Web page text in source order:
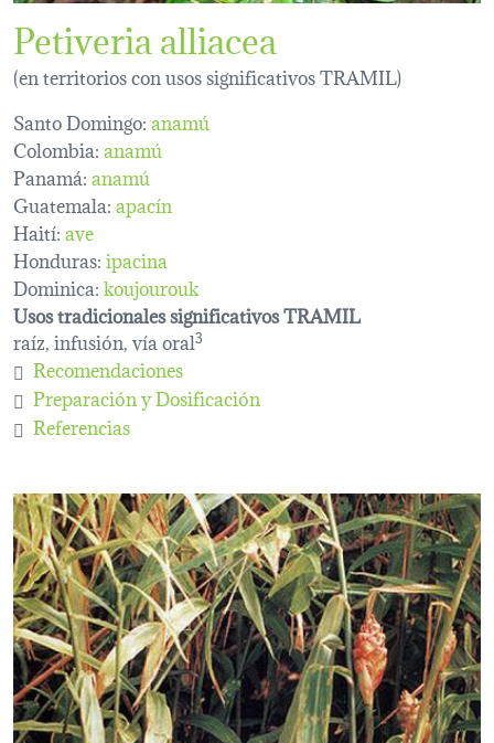
Petiveria alliacea
(en territorios con usos significativos TRAMIL)
Santo Domingo:anamú
Colombia:anamú
Panamá:anamú
Guatemala:apacín
Haití:ave
Honduras:ipacina
Dominica:koujourouk
Usos tradicionales significativos TRAMIL
raíz, infusión, vía oral3
Recomendaciones
Preparación y Dosificación
Referencias